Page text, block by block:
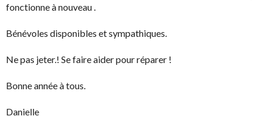
fonctionne à nouveau .
Bénévoles disponibles et sympathiques.
Ne pas jeter.! Se faire aider pour réparer !
Bonne année à tous.
Danielle